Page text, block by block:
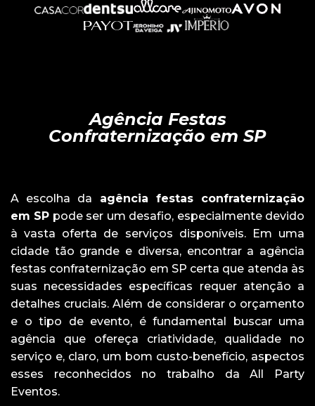
Agência Festas
Confraternização em SP
A escolha da agência festas confraternização
em SP pode ser um desafio, especialmente devido
à vasta oferta de serviços disponíveis. Em uma
cidade tão grande e diversa, encontrar a agência
festas confraternização em SP certa que atenda às
suas necessidades específicas requer atenção a
detalhes cruciais. Além de considerar o orçamento
e o tipo de evento, é fundamental buscar uma
agência que ofereça criatividade, qualidade no
serviço e, claro, um bom custo-benefício, aspectos
esses reconhecidos no trabalho da All Party
Eventos.